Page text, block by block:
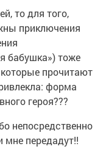
то для того,
приключения
бабушка») тоже
прочитают
форма
героя???
непосредственно
передадут!!